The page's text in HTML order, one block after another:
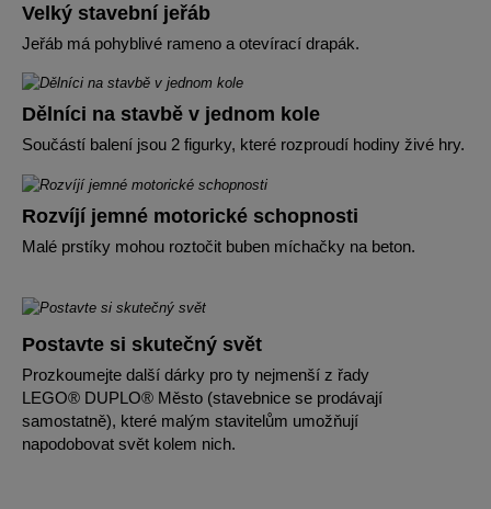
Velký stavební jeřáb
Jeřáb má pohyblivé rameno a otevírací drapák.
Dělníci na stavbě v jednom kole
Součástí balení jsou 2 figurky, které rozproudí hodiny živé hry.
Rozvíjí jemné motorické schopnosti
Malé prstíky mohou roztočit buben míchačky na beton.
Postavte si skutečný svět
Prozkoumejte další dárky pro ty nejmenší z řady
LEGO® DUPLO® Město (stavebnice se prodávají
samostatně), které malým stavitelům umožňují
napodobovat svět kolem nich.